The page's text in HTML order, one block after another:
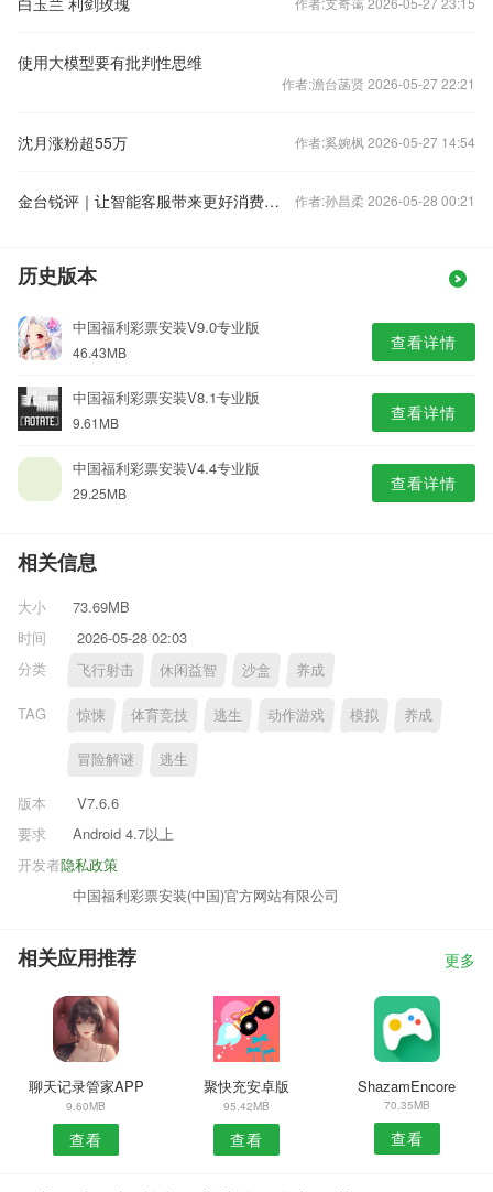
使用大模型要有批判性思维
作者:澹台菡贤 2026-05-27 22:21
沈月涨粉超55万 作者:奚婉枫 2026-05-27 14:54
金台锐评｜让智能客服带来更好消费体验 作者:孙昌柔 2026-05-28 00:21
历史版本
中国福利彩票安装V9.0专业版
46.43MB 查看详情
中国福利彩票安装V8.1专业版
9.61MB 查看详情
中国福利彩票安装V4.4专业版
29.25MB 查看详情
相关信息
大小
73.69MB
时间
2026-05-28 02:03
分类
飞行射击 休闲益智 沙盒 养成
TAG 惊悚 体育竞技 逃生 动作游戏 模拟 养成
冒险解谜 逃生
版本
V7.6.6
要求
Android 4.7以上
隐私政策
开发者
中国福利彩票安装(中国)官方网站有限公司
相关应用推荐 更多
聊天记录管家APP
9.60MB
查看
聚快充安卓版
95.42MB
查看
ShazamEncore
70.35MB
查看